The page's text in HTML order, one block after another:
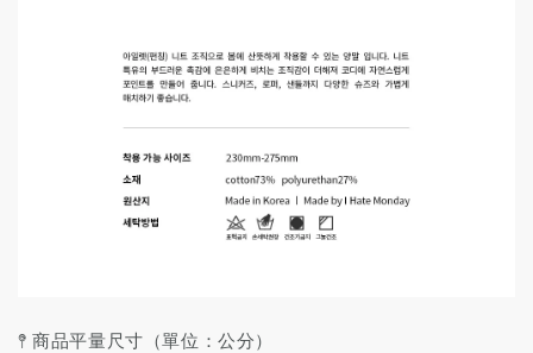
𖤥 商品平量尺寸（單位：公分）